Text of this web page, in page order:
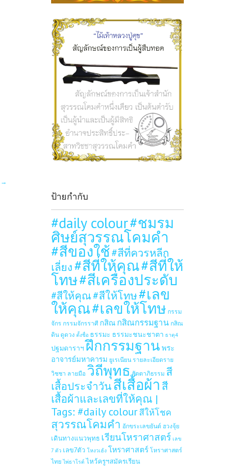
→
ป้ายกำกับ
#daily colour#ชมรม
ศิษย์สุวรรณโคมคำ
#สีของใช้#สีที่ควรหลีก
เลี่ยง #สีที่ให้คุณ#สีที่ให้
โทษ#สีเครื่องประดับ
#สีให้คุณ#สีให้โทษ#เลข
ให้คุณ#เลขให้โทษ กรรม
จักร กรรมจักรราศี กสิณ กสิณกรรมฐาน กสิณ
ดินดูดวง ตั้งชื่อ ธรรมะ ธรรมะชนะชาตา ธาตุ4
ปฐมดาราฯฝึกกรรมฐาน พระ
อาจารย์มหาคารม ยูเรเนียน รายละเอียดราย
วิชชา ลายมือวิถีพุทธ สัตตาภิธรรม สี
เสื้อประจำวันสีเสื้อผ้า สี
เสื้อผ้าและเลขที่ให้คุณ |
Tags: #daily colourสีให้โชค
สุวรรณโคมคำ อักขระเลขยันต์ ฮวงจุ้ย
เดินทางแนวพุทธ เรียนโหราศาสตร์ เลข
7 ตัว เลข7ตัว โหงวเฮ้ง โหราศาสตร์โหราศาสตร์
ไทย ไพ่ธาโรต์ ไหว้ครูฯสมัครเรียน